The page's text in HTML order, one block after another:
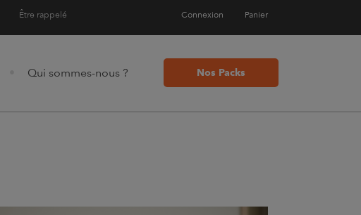
Être rappelé Panier
Connexion
Qui sommes-nous ? Nos Packs